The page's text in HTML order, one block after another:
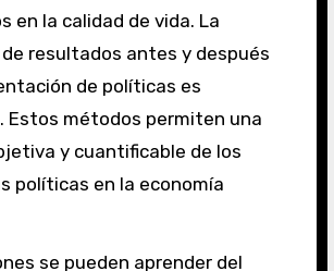
en la calidad de vida. La
resultados antes y después
de políticas es
Estos métodos permiten una
y cuantificable de los
políticas en la economía